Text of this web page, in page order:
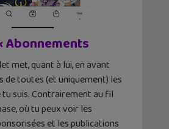
Abonnements
met, quant à lui, en avant
de toutes (et uniquement) les
suis. Contrairement au fil
où tu peux voir les
et les publications